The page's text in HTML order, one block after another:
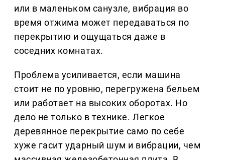
или в маленьком санузле, вибрация во
время отжима может передаваться по
перекрытию и ощущаться даже в
соседних комнатах.
Проблема усиливается, если машина
стоит не по уровню, перегружена бельем
или работает на высоких оборотах. Но
дело не только в технике. Легкое
деревянное перекрытие само по себе
хуже гасит ударный шум и вибрации, чем